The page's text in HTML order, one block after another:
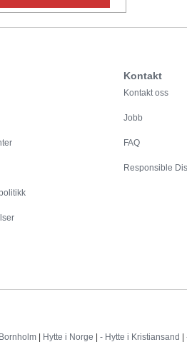
Kontakt
Kontakt oss
Jobb
FAQ
Responsible
| Hytte i Norge | - Hytte i Kristiansand |